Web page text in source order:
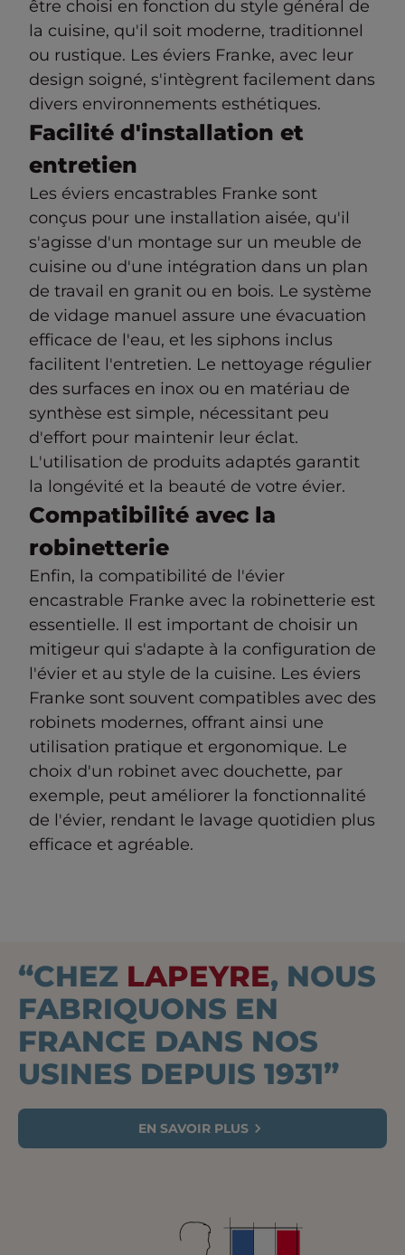
être choisi en fonction du style général de
la cuisine, qu'il soit moderne, traditionnel
ou rustique. Les éviers Franke, avec leur
design soigné, s'intègrent facilement dans
divers environnements esthétiques.
Facilité d'installation et
entretien
Les éviers encastrables Franke sont
conçus pour une installation aisée, qu'il
s'agisse d'un montage sur un meuble de
cuisine ou d'une intégration dans un plan
de travail en granit ou en bois. Le système
de vidage manuel assure une évacuation
efficace de l'eau, et les siphons inclus
facilitent l'entretien. Le nettoyage régulier
des surfaces en inox ou en matériau de
synthèse est simple, nécessitant peu
d'effort pour maintenir leur éclat.
L'utilisation de produits adaptés garantit
la longévité et la beauté de votre évier.
Compatibilité avec la
robinetterie
Enfin, la compatibilité de l'évier
encastrable Franke avec la robinetterie est
essentielle. Il est important de choisir un
mitigeur qui s'adapte à la configuration de
l'évier et au style de la cuisine. Les éviers
Franke sont souvent compatibles avec des
robinets modernes, offrant ainsi une
utilisation pratique et ergonomique. Le
choix d'un robinet avec douchette, par
exemple, peut améliorer la fonctionnalité
de l'évier, rendant le lavage quotidien plus
efficace et agréable.
“CHEZ LAPEYRE, NOUS
FABRIQUONS EN
FRANCE DANS NOS
USINES DEPUIS 1931”
EN SAVOIR PLUS